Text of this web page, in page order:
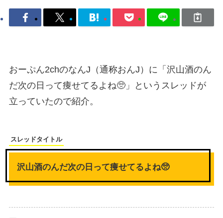
おーぷん2chのなんJ（通称おんJ）に「沢山酒のん
だ次の日って痩せてるよね🥺」というスレッドが
立っていたので紹介。
スレッドタイトル
沢山酒のんだ次の日って痩せてるよね🥺